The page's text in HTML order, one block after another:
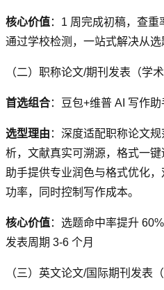
核心价值：1 周完成初稿，查重
通过学校检测，一站式解决从
（二）职称论文/期刊发表（学
首选组合：豆包+维普 AI 写作助
选型理由 ：深度适配职称论文
析，文献真实可溯源，格式一
助手提供专业润色与格式优化
功率，同时控制写作成本。
核心价值：选题命中率提升
发表周期 3-6 个月
（三）英文论文/国际期刊发表